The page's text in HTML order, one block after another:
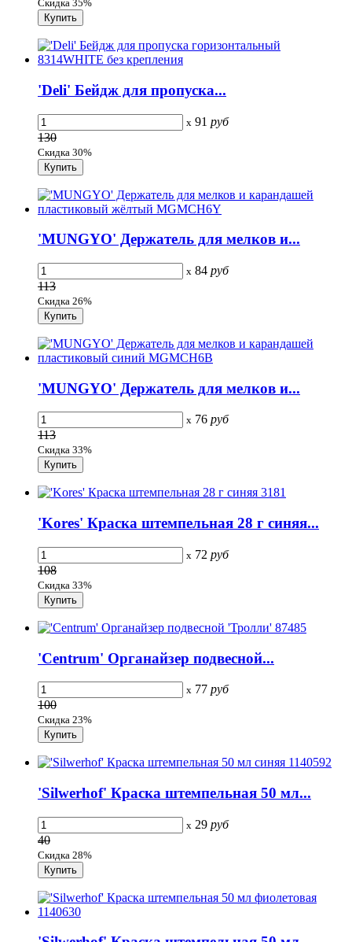
Скидка 35%
'Deli' Бейдж для пропуска...
x 91 руб
130
Скидка 30%
'MUNGYO' Держатель для мелков и...
x 84 руб
113
Скидка 26%
'MUNGYO' Держатель для мелков и...
x 76 руб
113
Скидка 33%
'Kores' Краска штемпельная 28 г синяя...
x 72 руб
108
Скидка 33%
'Centrum' Органайзер подвесной...
x 77 руб
100
Скидка 23%
'Silwerhof' Краска штемпельная 50 мл...
x 29 руб
40
Скидка 28%